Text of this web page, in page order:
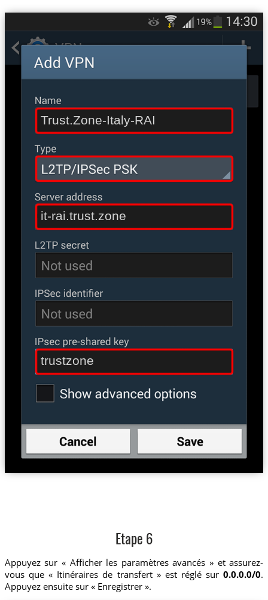
Trust.Zone-Italy-RAI
it-rai.trust.zone
trustzone
Etape 6
Appuyez sur « Afficher les paramètres avancés » et assurez-
vous que « Itinéraires de transfert » est réglé sur0.0.0.0/0.
Appuyez ensuite sur « Enregistrer ».